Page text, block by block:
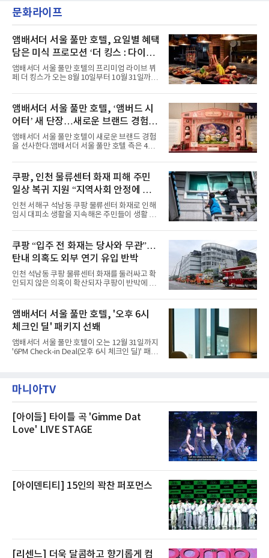
했다. “내 티, 5 bucks 바지는, 만원” 등 멤버들
의 라이프 스타일
MBC '쇼! 음악중심', SBS '인기가요' 등 주요 음
악방송 무대에 올라 화려한 퍼포먼스를 펼쳤다.
력을 앞세워 매 무대 색다른 볼거리를 선사했다.
특히 화사한 파스텔 톤의 비치웨어부터 청량한
마린룩, 햇살 아래 반짝이는 물결을 연상시키는
스커트, 강렬한 붉은 계열의 스타일링까지 각기
다른 매력을 선보였다. 브브걸은 다채로운 여름
패션을 완벽하게 소화하며 보
문화라이프
앰배서더 서울 풀만 호텔, 요일별 혜택
담은 미식 프로모션 ‘더 킹스 : 다이닝
프리빌리지즈’ 선봬
앰배서더 서울 풀만 호텔의 프리미엄 라이브 뷔
페 더 킹스가 오는 8월 10일부터 10월 31일까지
즈’를 선보인다.앰배서더 서울 풀만 호텔 측은
“요일마다 다른 즐거움과 한층 깊어진 미식의 여
유를 경험할 수 있도록 기획했다”고 밝혔다.먼저
월요일과 화요일에는 한 주의 문을 여는 여유로
운 식사를 테마로 다양한 혜택이 마련된다. 런치
이용 시 성인 5인 이상 사전 예약 고객에게 성인
1인 무료 혜택을 제공하며, 디너 이용 시에는 성
유료 회원 고객을 대상으로 5% 추가 할인 또는
바우처 1매 추가
앰배서더 서울 풀만 호텔, ‘앰버드 시
어터’ 새 단장…새로운 브랜드 경험 선
사
앰배서더 서울 풀만 호텔이 새로운 브랜드 경험
을 선사한다.앰배서더 서울 풀만 호텔 측은 4일
이야기를 담은 인형 극장 콘셉트의 공간 ‘앰버드
시어터(Ambird Theater)’를 새롭게 선보인
다”고 밝혔다.앰배서더 서울 풀만 호텔은 로비
한편에 마련된 앰버드 존을 통해 앰버드의 세계
관을 소개해왔다. 앰버드 존은 앰버드가 우주여
행 중 수집한 다양한 굿즈를 전시한 '앰버드 플래
닛(Ambird Planet)과 계절별 플라워 연출로 사
라 극장을 모티브로 한 데코레이션으로 구성됐
다. 무대 공간 및 티켓 박스
쿠팡, 인천 물류센터 화재 피해 주민
일상 복귀 지원 “지역사회 안정에 총
력”
인천 서해구 석남동 쿠팡 물류센터 화재로 인해
임시 대피소 생활을 지속해온 주민들이 생활 터
필먼트서비스(CFS)가 지난 28일부터 화재 피해
주민을 대상으로 전문 출장 청소서비스 지원에
나섬으로써 본격적인 지역사회 복구 작업이 시
작된 것이다.대피소 주민 중심 청소 접수, 첫날
부터 2가구 지원 완료CFS는 신현초등학교, 신
현북초등학교, 신현여자중학교 등 인천 서해구
관내 임시 대피소 3곳에서 체류해온 화재 피해
민들의 호응 속에 CFS는 즉시 행동에 나섰다. 지
난 28일 오후 전문 청소업체와
쿠팡 “입주 전 화재는 당사와 무관”…
탄내 의혹도 외부 연기 유입 반박
인천 석남동 쿠팡 물류센터 화재를 둘러싸고 확
인되지 않은 의혹이 확산되자 쿠팡이 반박에 나
에 대해서는 외부 화재 연기 유입이라고 설명했
고, 2023년 같은 물류센터에서 발생한 화재에
대해서도 쿠팡 입주 전 공사 과정에서 벌어진 일
이라며 선을 그었다.쿠팡은 21일 인천 물류센터
내부에서 불이 타는 냄새가 났다는 의혹과 관련
해 “사실무근”이라는 입장을 밝혔다.회사 측은
“인근에서 지난 15일 다른 회사에서 발생한 대
것으로 확인됐다”고 설명했다.이어 “정확한 화
재 원인은 추후 조사될
앰배서더 서울 풀만 호텔, '오후 6시
체크인 딜' 패키지 선봬
앰배서더 서울 풀만 호텔이 오는 12월 31일까지
'6PM Check-in Deal(오후 6시 체크인 딜)' 패키
텔 측은 “퇴근 후 또는 주말 도심 속에서 짧지만
온전한 휴식을 원하는 고객들에게 특별한 경험
제큐티브 두 가지 타입으로 구성된다. 디럭스 패
키지는 객실 1박(룸 온리)으로 심플한 호캉스를
즐길 수 있으며, 이그제큐티브 패키지는 객실 1
마니아TV
[아이들] 타이틀 곡 'Gimme Dat
Love' LIVE STAGE
[아이덴티티] 15인의 꽉찬 퍼포먼스
[리센느] 더욱 달콤하고 향기롭게 컴